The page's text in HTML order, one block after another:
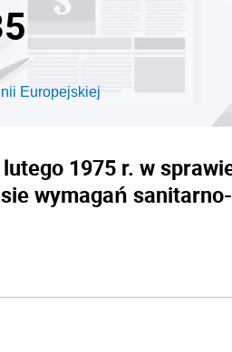
Europejskiej
1975 r. w
wymagań